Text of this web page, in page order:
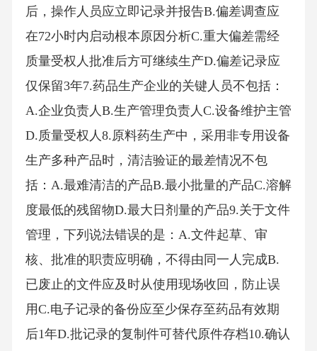
后，操作人员应立即记录并报告B.偏差调查应
在72小时内启动根本原因分析C.重大偏差需经
质量受权人批准后方可继续生产D.偏差记录应
仅保留3年7.药品生产企业的关键人员不包括：
A.企业负责人B.生产管理负责人C.设备维护主管
D.质量受权人8.原料药生产中，采用非专用设备
生产多种产品时，清洁验证的最差情况不包
括：A.最难清洁的产品B.最小批量的产品C.溶解
度最低的残留物D.最大日剂量的产品9.关于文件
管理，下列说法错误的是：A.文件起草、审
核、批准的职责应明确，不得由同一人完成B.
已废止的文件应及时从使用现场收回，防止误
用C.电子记录的备份应至少保存至药品有效期
后1年D.批记录的复制件可替代原件存档10.确认